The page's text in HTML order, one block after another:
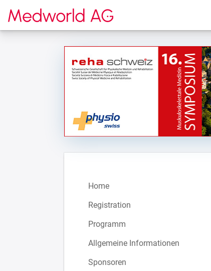
Zur Startseite
Home
Registration
Programm
Allgemeine Informationen
Sponsoren